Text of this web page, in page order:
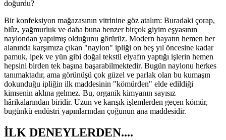
doğurdu?
Bir konfeksiyon mağazasının vitrinine göz atalım: Buradaki çorap,
blûz, yağmurluk ve daha buna benzer birçok giyim eşyasının
naylondan yapılmış olduğunu görürüz. Modern hayatın hemen her
alanında karşımıza çıkan "naylon" ipliği on beş yıl öncesine kadar
pamuk, ipek ve yün gibi doğal tekstil elyafın yaptığı işlerin hemen
hepsini birden tek başına başarabilmektedir. Bugün naylonu herkes
tanımaktadır, ama görünüşü çok güzel ve parlak olan bu kumaşın
dokunduğu ipliğin ilk maddesinin "kömürden" elde edildiği
kimsenin aklına gelmez. Bu, organik kimyanın sayısız
hârikalarından biridir. Uzun ve karışık işlemlerden geçen kömür,
bugünkü endüstri yapınlarından çoğunun ana maddesidir.
İLK DENEYLERDEN....